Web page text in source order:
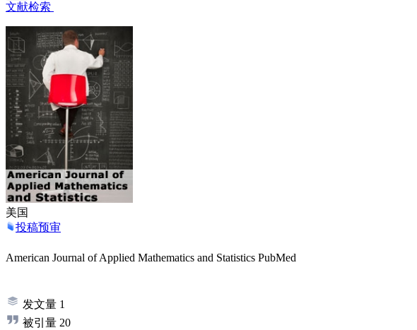
文献检索
美国
投稿预审
American Journal of Applied Mathematics and Statistics PubMed
发文量 1
被引量 20